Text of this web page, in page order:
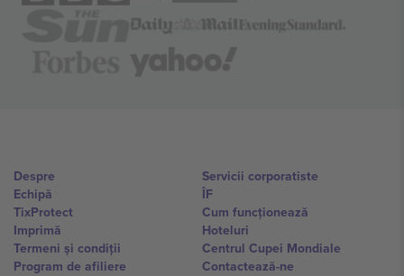
Despre
Echipă
TixProtect
Imprimă
Termeni și condiții
Program de afiliere
Servicii corporatiste
ÎF
Cum funcționează
Hoteluri
Centrul Cupei Mondiale
Contactează-ne